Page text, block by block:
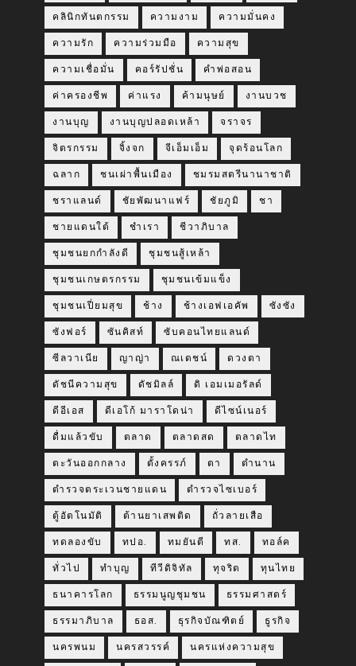
คลินิกทันตกรรม ความงาม ความมั่นคง
ความรัก ความร่วมมือ ความสุข
ความเชื่อมั่น คอร์รัปชั่น คำพ่อสอน
ค่าครองชีพ ค่าแรง ค้ามนุษย์ งานบวช
งานบุญ งานบุญปลอดเหล้า จราจร
จิตรกรรม จิ้งจก จีเอ็มเอ็ม จุดร้อนโลก
ฉลาก ชนเผ่าพื้นเมือง ชมรมสตรีนานาชาติ
ชราแลนด์ ชัยพัฒนาแฟร์ ชัยภูมิ ชา
ชายแดนใต้ ชำเรา ชีวาภิบาล
ชุมชนยกกำลังดี ชุมชนสู้เหล้า
ชุมชนเกษตรกรรม ชุมชนเข้มแข็ง
ชุมชนเปี่ยมสุข ช้าง ช้างเอฟเอคัพ ซังซัง
ซังฟอร์ ซันคิสท์ ซับคอนไทยแลนด์
ซีลวาเนีย ญาญ่า ณเดชน์ ดวงตา
ดัชนีความสุข ดัชมิลล์ ดิ เอมเมอรัลด์
ดีอีเอส ดีเอโก้ มาราโดน่า ดีไซน์เนอร์
ดื่มแล้วขับ ตลาด ตลาดสด ตลาดไท
ตะวันออกกลาง ตั้งครรภ์ ตา ตำนาน
ตำรวจตระเวนชายแดน ตำรวจไซเบอร์
ตู้อัตโนมัติ ต้านยาเสพติด ถั่วลายเสือ
ทดลองขับ ทปอ. ทมยันตี ทส. ทอล์ค
ทั่วไป ทำบุญ ทีวีดิจิทัล ทุจริต ทุนไทย
ธนาคารโลก ธรรมนูญชุมชน ธรรมศาสตร์
ธรรมาภิบาล ธอส. ธุรกิจบัณฑิตย์ ธูรกิจ
นครพนม นครสวรรค์ นครแห่งความสุข